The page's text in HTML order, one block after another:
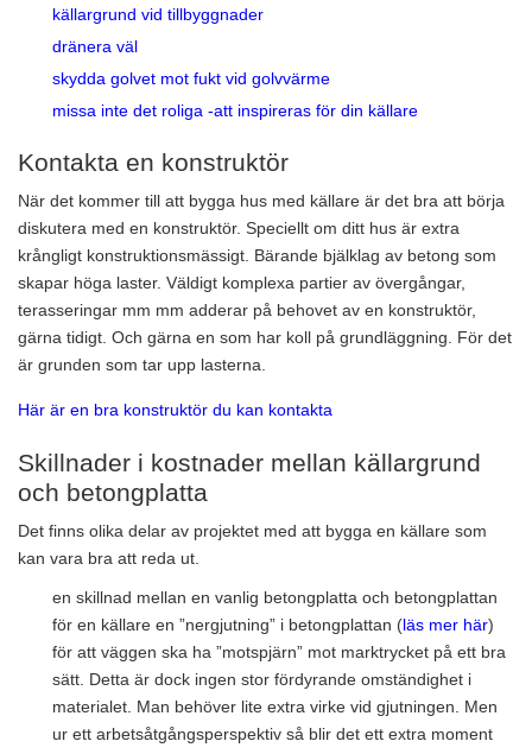
källargrund vid tillbyggnader
dränera väl
skydda golvet mot fukt vid golvvärme
missa inte det roliga -att inspireras för din källare
Kontakta en konstruktör
När det kommer till att bygga hus med källare är det bra att börja
diskutera med en konstruktör. Speciellt om ditt hus är extra
krångligt konstruktionsmässigt. Bärande bjälklag av betong som
skapar höga laster. Väldigt komplexa partier av övergångar,
terasseringar mm mm adderar på behovet av en konstruktör,
gärna tidigt. Och gärna en som har koll på grundläggning. För det
är grunden som tar upp lasterna.
Här är en bra konstruktör du kan kontakta
Skillnader i kostnader mellan källargrund
och betongplatta
Det finns olika delar av projektet med att bygga en källare som
kan vara bra att reda ut.
en skillnad mellan en vanlig betongplatta och betongplattan
för en källare en ”nergjutning” i betongplattan (läs mer här)
för att väggen ska ha ”motspjärn” mot marktrycket på ett bra
sätt. Detta är dock ingen stor fördyrande omständighet i
materialet. Man behöver lite extra virke vid gjutningen. Men
ur ett arbetsåtgångsperspektiv så blir det ett extra moment